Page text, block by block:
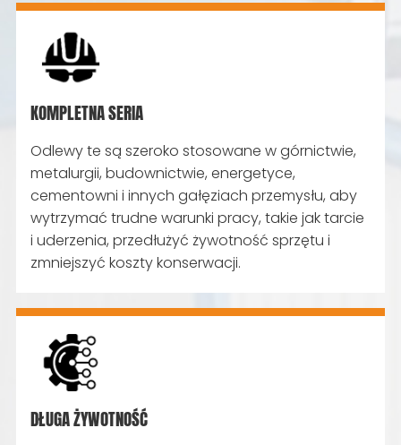
KOMPLETNA SERIA
Odlewy te są szeroko stosowane w górnictwie,
metalurgii, budownictwie, energetyce,
cementowni i innych gałęziach przemysłu, aby
wytrzymać trudne warunki pracy, takie jak tarcie
i uderzenia, przedłużyć żywotność sprzętu i
zmniejszyć koszty konserwacji.
DŁUGA ŻYWOTNOŚĆ